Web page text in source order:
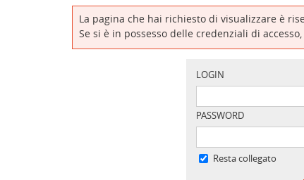
L'INDUSTRIA E IL TERRITORIO DI LUCCA,
PISTOIA E PRATO
SEDI E CONTATTI
ABOUT US
La pagina che hai richiesto di visualizzare è
Se si è in possesso delle credenziali di
LOGIN
PASSWORD
Resta collegato